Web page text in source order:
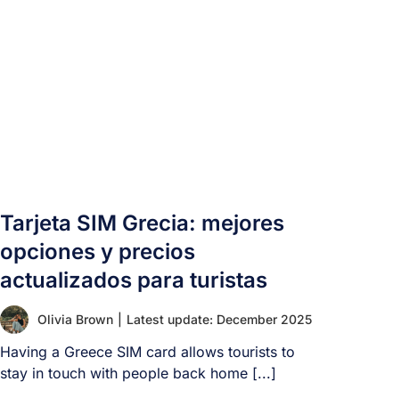
Tarjeta SIM Grecia: mejores
opciones y precios
actualizados para turistas
Olivia Brown Latest update: December 2025
Having a Greece SIM card allows tourists to
stay in touch with people back home [...]